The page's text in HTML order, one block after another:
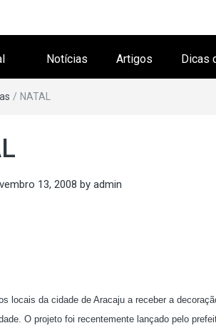
Notícias Artigos Dicas
/ NATAL
13, 2008 by admin
locais da cidade de Aracaju a receber a
O projeto foi recentemente lançado pelo